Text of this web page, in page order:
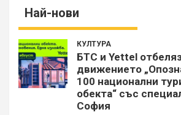
Най-нови
КУЛТУРА
БТС и Yettel
движението
100 национални
обекта“ със
София